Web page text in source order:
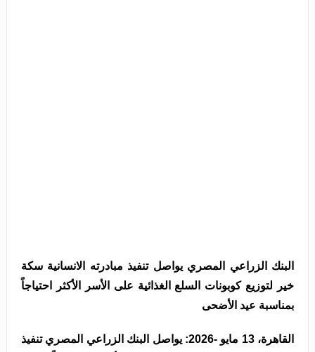
البنك الزراعي المصري يواصل تنفيذ مبادرته الانسانية سكة
خير لتوزيع كوبونات السلع الغذائية على الأسر الأكثر احتياجاً
بمناسبة عيد الأضحى
القاهرة، 13 مايو -2026: يواصل البنك الزراعي المصري تنفيذ